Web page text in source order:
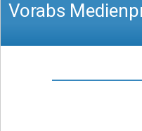
Vorabs
Nachrichten,